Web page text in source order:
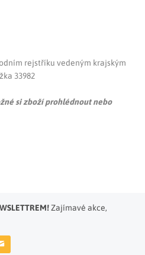
rejstříku vedeným krajským
33982
si zboží prohlédnout nebo
Zajímavé akce,